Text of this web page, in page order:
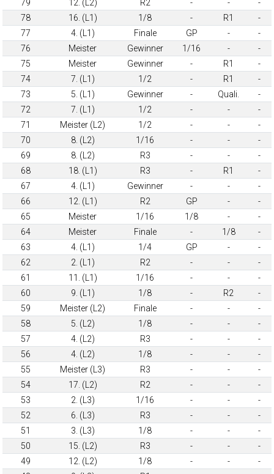
79
12. (L2) R2 - -
-
78
16. (L1) 1/8 - R1
-
77
4. (L1) Finale GP -
-
76
Meister Gewinner 1/16 -
-
75
Meister Gewinner - R1
-
74
7. (L1) 1/2 - R1
-
73
5. (L1) Gewinner - Quali.
-
72
7. (L1) 1/2 - -
-
71
Meister (L2) 1/2 - -
-
70
8. (L2) 1/16 - -
-
69
8. (L2) R3 - -
-
68
18. (L1) R3 - R1
-
67
4. (L1) Gewinner - -
-
66
12. (L1) R2 GP -
-
65
Meister 1/16 1/8 -
-
64
Meister Finale - 1/8
-
63
4. (L1) 1/4 GP -
-
62
2. (L1) R2 - -
-
61
11. (L1) 1/16 - -
-
60
9. (L1) 1/8 - R2
-
59
Meister (L2) Finale - -
-
58
5. (L2) 1/8 - -
-
57
4. (L2) R3 - -
-
56
4. (L2) 1/8 - -
-
55
Meister (L3) R3 - -
-
54
17. (L2) R2 - -
-
53
2. (L3) 1/16 - -
-
52
6. (L3) R3 - -
-
51
3. (L3) 1/8 - -
-
50
15. (L2) R3 - -
-
49
12. (L2) 1/8 - -
-